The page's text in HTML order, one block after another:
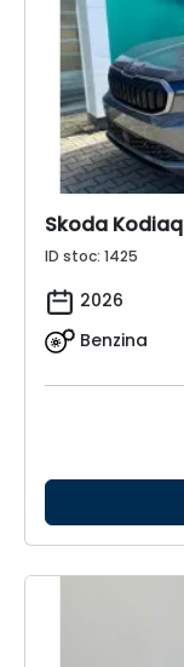
Skoda Kodiaq
ID stoc: 1425
2026
Benzina